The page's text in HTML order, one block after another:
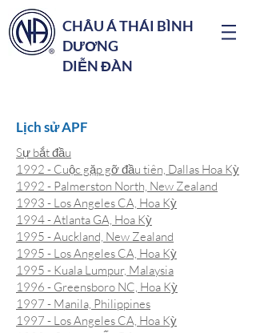
CHÂU Á THÁI BÌNH
DƯƠNG
DIỄN ĐÀN
Lịch sử APF
Sự bắt đầu
1992 - Cuộc gặp gỡ đầu tiên, Dallas Hoa Kỳ
1992 - Palmerston North, New Zealand
1993 - Los Angeles CA, Hoa Kỳ
1994 - Atlanta GA, Hoa Kỳ
1995 - Auckland, New Zealand
1995 - Los Angeles CA, Hoa Kỳ
1995 - Kuala Lumpur, Malaysia
1996 - Greensboro NC, Hoa Kỳ
1997 - Manila, Philippines
1997 - Los Angeles CA, Hoa Kỳ